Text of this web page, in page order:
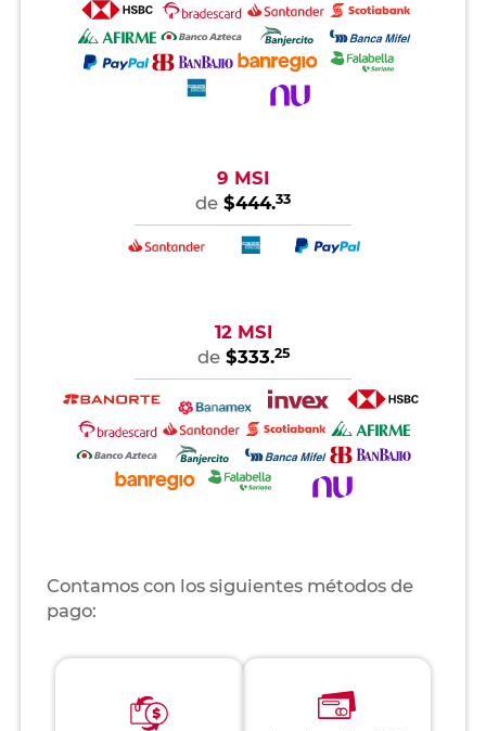
9 MSI
de $444.33
12 MSI
de $333.25
Contamos con los siguientes métodos de
pago: